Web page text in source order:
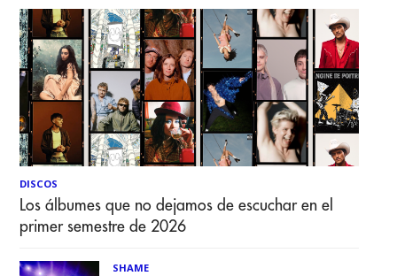
DISCOS
Los álbumes que no dejamos de escuchar en el
primer semestre de 2026
SHAME